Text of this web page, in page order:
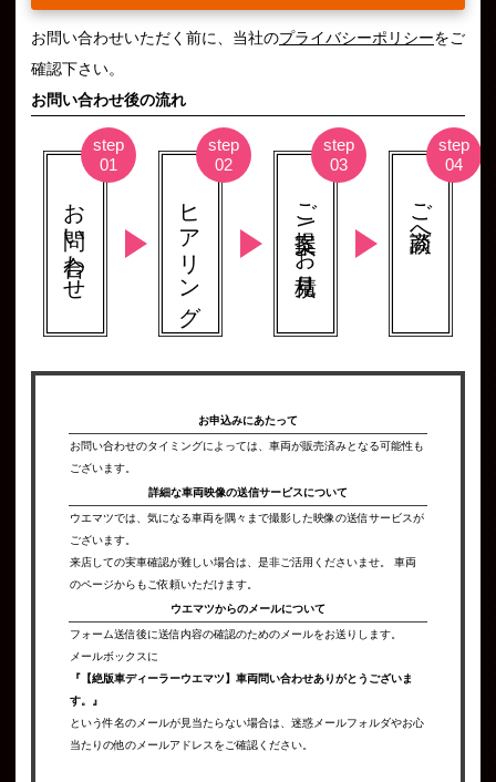
お問い合わせいただく前に、当社のプライバシーポリシーをご
確認下さい。
お問い合わせ後の流れ
お問い合わせ ヒアリング ご提案 \ お見積り ご商談へ
お申込みにあたって
お問い合わせのタイミングによっては、車両が販売済みとなる可能性も
ございます。
詳細な車両映像の送信サービスについて
ウエマツでは、気になる車両を隅々まで撮影した映像の送信サービスが
ございます。
来店しての実車確認が難しい場合は、是非ご活用くださいませ。 車両
のページからもご依頼いただけます。
ウエマツからのメールについて
フォーム送信後に送信内容の確認のためのメールをお送りします。
メールボックスに
『【絶版車ディーラーウエマツ】車両問い合わせありがとうございま
す。』
という件名のメールが見当たらない場合は、迷惑メールフォルダやお心
当たりの他のメールアドレスをご確認ください。